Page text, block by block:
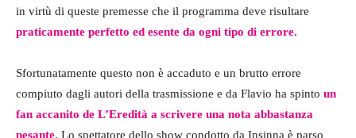
in virtù di queste premesse che il programma deve risultare
praticamente perfetto ed esente da ogni tipo di errore.
Sfortunatamente questo non è accaduto e un brutto errore
compiuto dagli autori della trasmissione e da Flavio ha spinto un
fan accanito de L’Eredità a scrivere una nota abbastanza
pesante. Lo spettatore dello show condotto da Insinna è parso